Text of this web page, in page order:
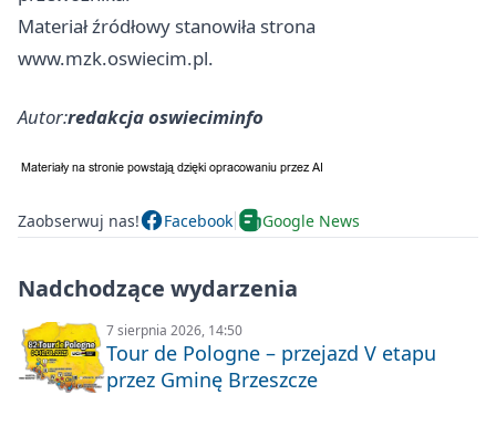
Materiał źródłowy stanowiła strona
www.mzk.oswiecim.pl.
Autor:redakcja oswieciminfo
Zaobserwuj nas! Facebook Google News
Nadchodzące wydarzenia
7 sierpnia 2026, 14:50
Tour de Pologne – przejazd V etapu
przez Gminę Brzeszcze